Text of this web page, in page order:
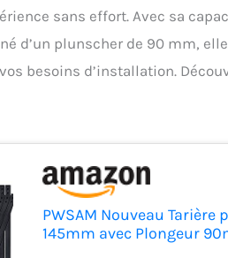
sans effort. Avec sa
d’un plunscher de 90 mm,
besoins d’installation.
PWSAM Nouveau Tarière
145mm avec Plongeur